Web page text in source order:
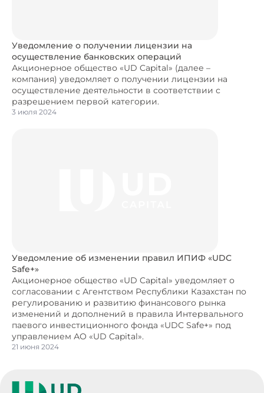
Уведомление о получении лицензии на
осуществление банковских операций
Акционерное общество «UD Capital» (далее –
компания) уведомляет о получении лицензии на
осуществление деятельности в соответствии с
разрешением первой категории.
3 июля 2024
Уведомление об изменении правил ИПИФ «UDC
Safe+»
Акционерное общество «UD Capital» уведомляет о
согласовании с Агентством Республики Казахстан по
регулированию и развитию финансового рынка
изменений и дополнений в правила Интервального
паевого инвестиционного фонда «UDC Safe+» под
управлением АО «UD Capital».
21 июня 2024